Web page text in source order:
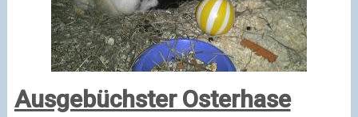
Ausgebüchster Osterhase